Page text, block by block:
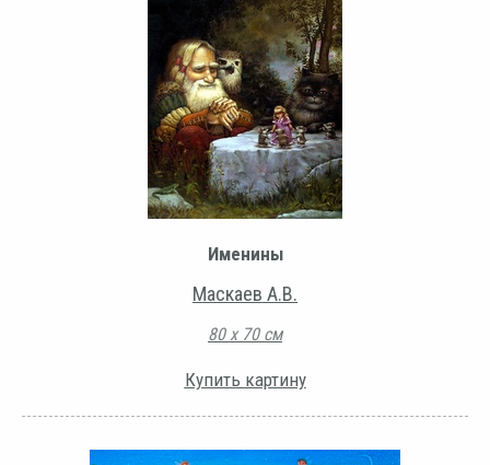
Именины
Маскаев А.В.
80 х 70 см
Купить картину